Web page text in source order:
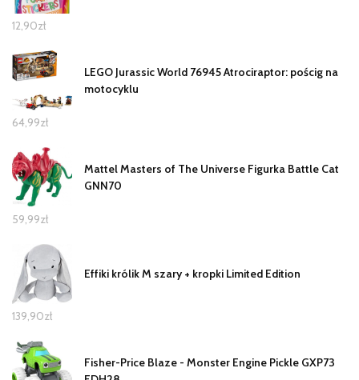
12,90zł
LEGO Jurassic World 76945 Atrociraptor: pościg na
motocyklu
64,99zł
Mattel Masters of The Universe Figurka Battle Cat
GNN70
59,99zł
Effiki królik M szary + kropki Limited Edition
139,90zł
Fisher-Price Blaze - Monster Engine Pickle GXP73